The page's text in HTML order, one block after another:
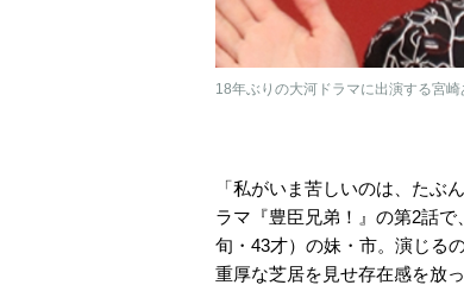
18年ぶりの大河ドラマに出演する宮崎
「私がいま苦しいのは、たぶ
ラマ『豊臣兄弟！』の第2話
旬・43才）の妹・市。演じる
重厚な芝居を見せ存在感を放